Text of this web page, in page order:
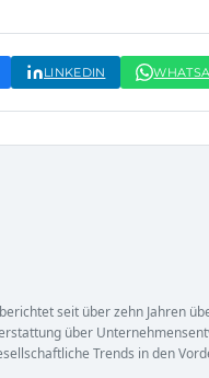
LINKEDIN
seit über zehn Jahren
über
Trends in den